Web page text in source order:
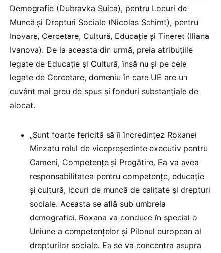
Demografie (Dubravka Suica), pentru Locuri de
Muncă și Drepturi Sociale (Nicolas Schimt), pentru
Inovare, Cercetare, Cultură, Educație și Tineret (Iliana
Ivanova). De la aceasta din urmă, preia atribuțiile
legate de Educație și Cultură, însă nu și pe cele
legate de Cercetare, domeniu în care UE are un
cuvânt mai greu de spus și fonduri substanțiale de
alocat.
„Sunt foarte fericită să îi încredințez Roxanei
Mînzatu rolul de vicepreședinte executiv pentru
Oameni, Competențe și Pregătire. Ea va avea
responsabilitatea pentru competențe, educație
și cultură, locuri de muncă de calitate și drepturi
sociale. Aceasta se află sub umbrela
demografiei. Roxana va conduce în special o
Uniune a competențelor și Pilonul european al
drepturilor sociale. Ea se va concentra asupra